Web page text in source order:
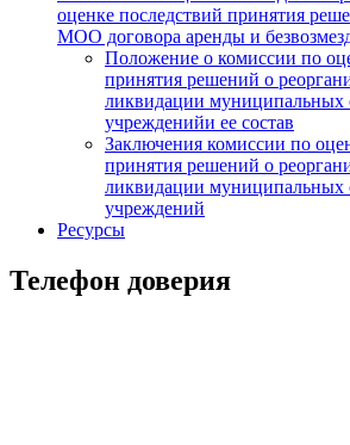
оценке последствий принятия
МОО договора аренды и
Положение о комиссии по
принятия решений о
ликвидации муниципальных
учрежденийи ее состав
Заключения комиссии по
принятия решений о
ликвидации муниципальных
учреждений
Ресурсы
Телефон доверия